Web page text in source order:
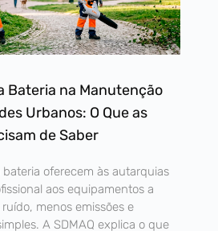
Bateria na Manutenção
Urbanos: O Que as
de Saber
oferecem às autarquias
aos equipamentos a
menos emissões e
A SDMAQ explica o que